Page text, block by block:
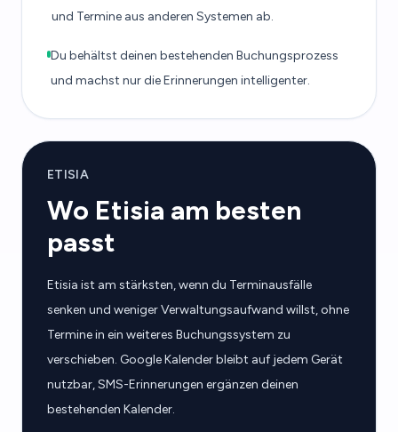
und Termine aus anderen Systemen ab.
Du behältst deinen bestehenden Buchungsprozess
und machst nur die Erinnerungen intelligenter.
ETISIA
Wo Etisia am besten
passt
Etisia ist am stärksten, wenn du Terminausfälle
senken und weniger Verwaltungsaufwand willst, ohne
Termine in ein weiteres Buchungssystem zu
verschieben. Google Kalender bleibt auf jedem Gerät
nutzbar, SMS-Erinnerungen ergänzen deinen
bestehenden Kalender.